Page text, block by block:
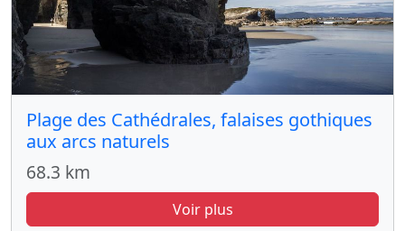
Plage des Cathédrales, falaises gothiques
aux arcs naturels
68.3 km
Voir plus